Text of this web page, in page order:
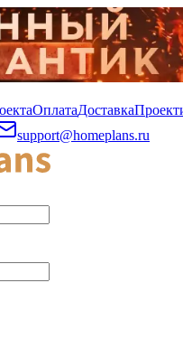
ОплатаДоставка
support@homeplans.ru